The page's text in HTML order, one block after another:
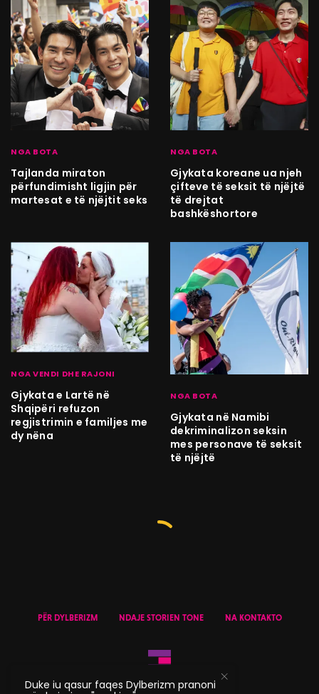
NGA BOTA
Tajlanda miraton
përfundimisht ligjin për
martesat e të njëjtit seks
NGA BOTA
Gjykata koreane ua njeh
çifteve të seksit të njëjtë
të drejtat
bashkëshortore
NGA VENDI DHE RAJONI
Gjykata e Lartë në
Shqipëri refuzon
regjistrimin e familjes me
dy nëna
NGA BOTA
Gjykata në Namibi
dekriminalizon seksin
mes personave të seksit
të njëjtë
PËR DYLBERIZM NDAJE STORIEN TONE NA KONTAKTO
Duke iu qasur faqes Dylberizm pranoni